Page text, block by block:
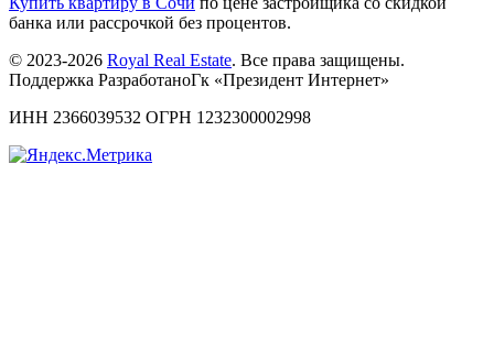
банка или рассрочкой без процентов.
© 2023-2026 Royal Real Estate. Все права защищены.
Поддержка РазработаноГк «Президент Интернет»
ИНН 2366039532 ОГРН 1232300002998